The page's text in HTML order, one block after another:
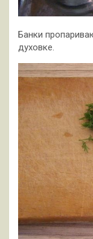
Банки
духовке.